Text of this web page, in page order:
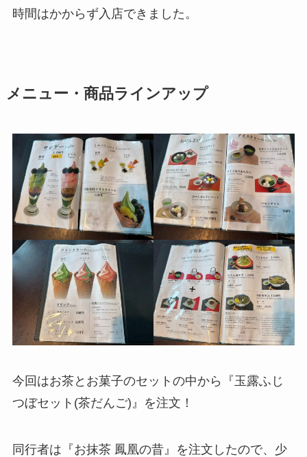
時間はかからず入店できました。
メニュー・商品ラインアップ
今回はお茶とお菓子のセットの中から『玉露ふじ
つぼセット(茶だんご)』を注文！
同行者は『お抹茶 鳳凰の昔』を注文したので、少